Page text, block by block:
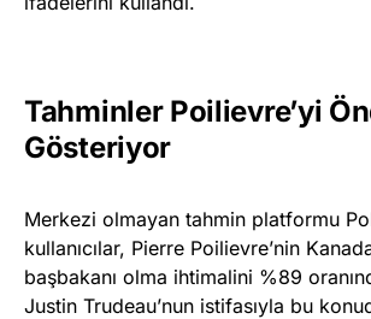
Tahminler Poilievre’yi
Gösteriyor
Merkezi olmayan tahmin platformu
kullanıcılar, Pierre Poilievre’nin
başbakanı olma ihtimalini %89
Justin Trudeau’nun istifasıyla bu